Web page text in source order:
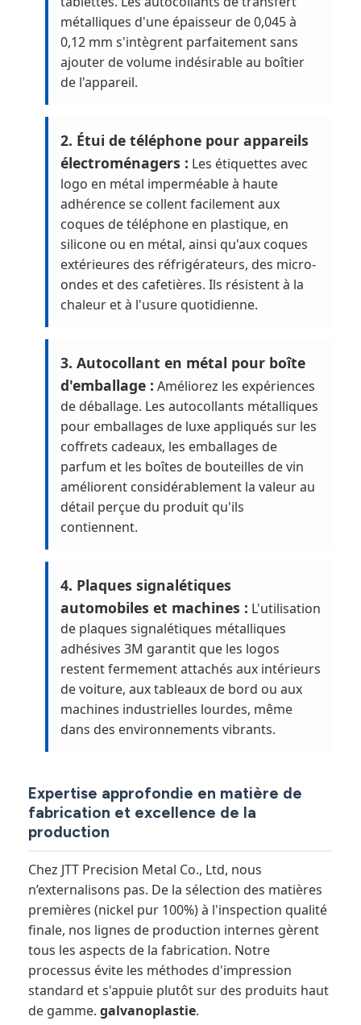
métalliques d'une épaisseur de 0,045 à
0,12 mm s'intègrent parfaitement sans
ajouter de volume indésirable au boîtier
de l'appareil.
2. Étui de téléphone pour appareils
électroménagers : Les étiquettes avec
logo en métal imperméable à haute
adhérence se collent facilement aux
coques de téléphone en plastique, en
silicone ou en métal, ainsi qu'aux coques
extérieures des réfrigérateurs, des micro-
ondes et des cafetières. Ils résistent à la
chaleur et à l'usure quotidienne.
3. Autocollant en métal pour boîte
d'emballage : Améliorez les expériences
de déballage. Les autocollants métalliques
pour emballages de luxe appliqués sur les
coffrets cadeaux, les emballages de
parfum et les boîtes de bouteilles de vin
améliorent considérablement la valeur au
détail perçue du produit qu'ils
contiennent.
4. Plaques signalétiques
automobiles et machines : L'utilisation
de plaques signalétiques métalliques
adhésives 3M garantit que les logos
restent fermement attachés aux intérieurs
de voiture, aux tableaux de bord ou aux
machines industrielles lourdes, même
dans des environnements vibrants.
Expertise approfondie en matière de
fabrication et excellence de la
production
Chez JTT Precision Metal Co., Ltd, nous
n’externalisons pas. De la sélection des matières
premières (nickel pur 100%) à l'inspection qualité
finale, nos lignes de production internes gèrent
tous les aspects de la fabrication. Notre
processus évite les méthodes d'impression
standard et s'appuie plutôt sur des produits haut
de gamme. galvanoplastie.